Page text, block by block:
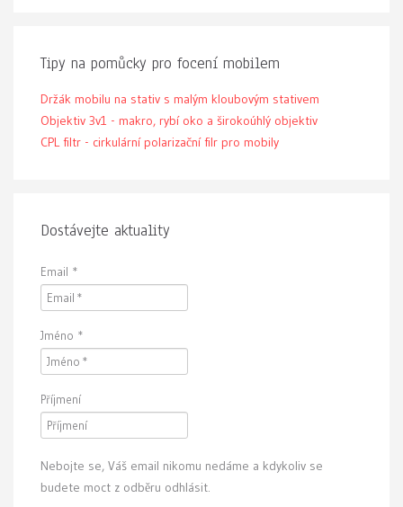
Tipy na pomůcky pro focení mobilem
Držák mobilu na stativ s malým kloubovým stativem
Objektiv 3v1 - makro, rybí oko a širokoúhlý objektiv
CPL filtr - cirkulární polarizační filr pro mobily
Dostávejte aktuality
Email *
Jméno *
Příjmení
Nebojte se, Váš email nikomu nedáme a kdykoliv se
budete moct z odběru odhlásit.